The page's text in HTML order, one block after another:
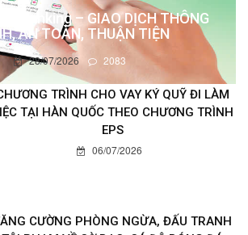
Banking – GIAO DỊCH THÔNG
AN TOÀN, THUẬN TIỆN
28/07/2026 2083
TRÌNH CHO VAY KÝ QUỸ ĐI LÀM
TẠI HÀN QUỐC THEO CHƯƠNG TRÌNH
EPS
06/07/2026
CƯỜNG PHÒNG NGỪA, ĐẤU TRANH